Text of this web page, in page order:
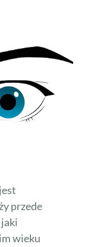
przede
wieku